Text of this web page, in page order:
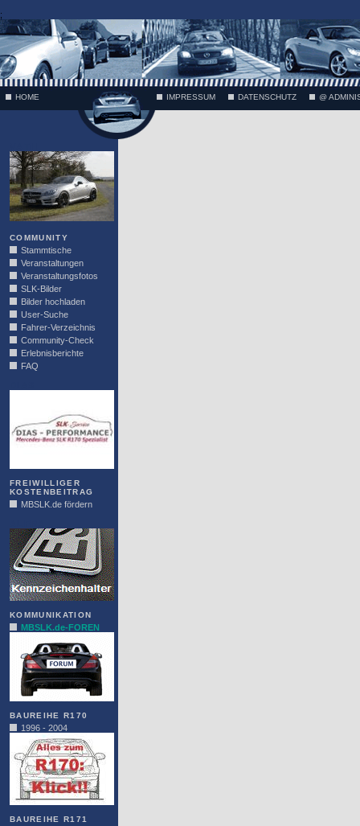
;
HOME IMPRESSUM DATENSCHUTZ @
COMMUNITY
Stammtische
Veranstaltungen
Veranstaltungsfotos
SLK-Bilder
Bilder hochladen
User-Suche
Fahrer-Verzeichnis
Community-Check
Erlebnisberichte
FAQ
FREIWILLIGER
KOSTENBEITRAG
MBSLK.de fördern
KOMMUNIKATION
MBSLK.de-FOREN
BAUREIHE R170
1996 - 2004
BAUREIHE R171